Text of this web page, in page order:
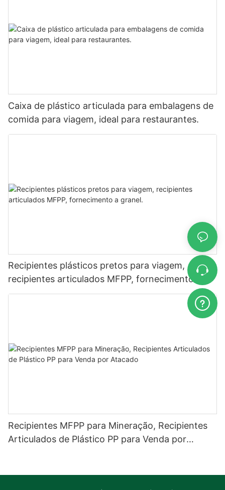
Caixa de plástico articulada para embalagens de
comida para viagem, ideal para restaurantes.
Recipientes plásticos pretos para viagem,
recipientes articulados MFPP, fornecimento a
granel.
Recipientes MFPP para Mineração, Recipientes
Articulados de Plástico PP para Venda por